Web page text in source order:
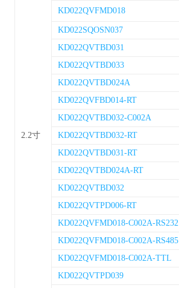
2.2寸
KD022QVFMD018
KD022SQOSN037
KD022QVTBD031
KD022QVTBD033
KD022QVTBD024A
KD022QVFBD014-RT
KD022QVTBD032-C002A
KD022QVTBD032-RT
KD022QVTBD031-RT
KD022QVTBD024A-RT
KD022QVTBD032
KD022QVTPD006-RT
KD022QVFMD018-C002A-RS232
KD022QVFMD018-C002A-RS485
KD022QVFMD018-C002A-TTL
KD022QVTPD039